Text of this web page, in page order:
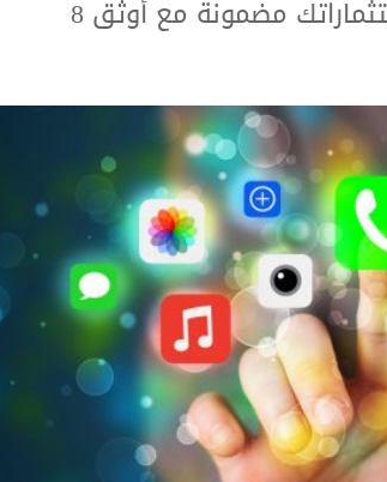
شركات برمجة تطبيقات في الرياض .. استثماراتك مضمونة مع أوثق 8